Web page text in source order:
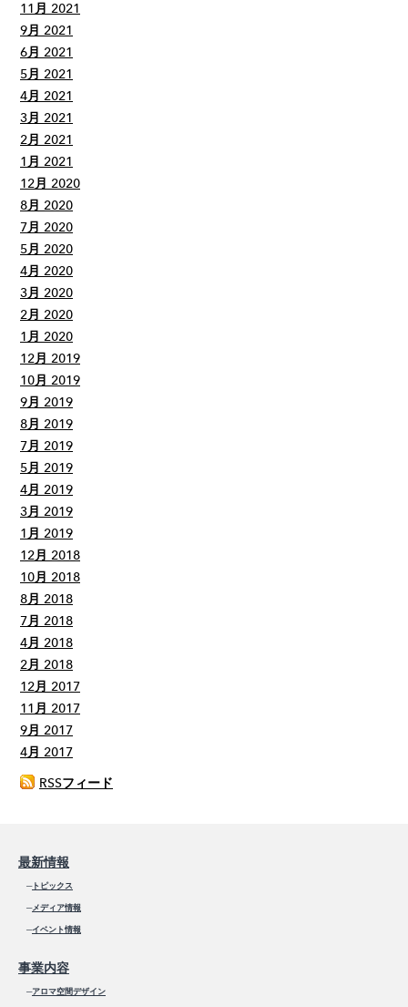
11月 2021
9月 2021
6月 2021
5月 2021
4月 2021
3月 2021
2月 2021
1月 2021
12月 2020
8月 2020
7月 2020
5月 2020
4月 2020
3月 2020
2月 2020
1月 2020
12月 2019
10月 2019
9月 2019
8月 2019
7月 2019
5月 2019
4月 2019
3月 2019
1月 2019
12月 2018
10月 2018
8月 2018
7月 2018
4月 2018
2月 2018
12月 2017
11月 2017
9月 2017
4月 2017
RSSフィード
最新情報
─トピックス
─メディア情報
─イベント情報
事業内容
─アロマ空間デザイン